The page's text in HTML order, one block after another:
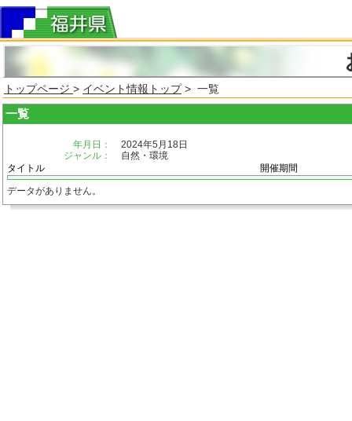
トップページ > イベント情報トップ> 一覧
一覧
年月日：
2024年5月18日
ジャンル：
自然・環境
タイトル
開催期間
データがありません。